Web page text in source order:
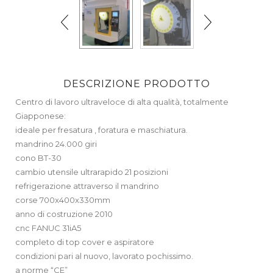
DESCRIZIONE PRODOTTO
Centro di lavoro ultraveloce di alta qualità, totalmente
Giapponese:
ideale per fresatura , foratura e maschiatura.
mandrino 24.000 giri
cono BT-30
cambio utensile ultrarapido 21 posizioni
refrigerazione attraverso il mandrino
corse 700x400x330mm
anno di costruzione 2010
cnc FANUC 31iA5
completo di top cover e aspiratore
condizioni pari al nuovo, lavorato pochissimo.
a norme “CE”